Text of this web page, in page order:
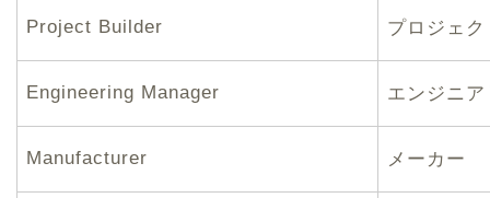
Project Builder プロジェ
Engineering Manager エンジニ
Manufacturer メーカー